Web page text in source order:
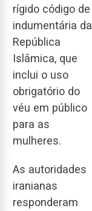
rígido código de
indumentária da
República
Islâmica, que
inclui o uso
obrigatório do
véu em público
para as
mulheres.
As autoridades
iranianas
responderam